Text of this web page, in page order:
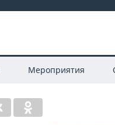
Мероприятия